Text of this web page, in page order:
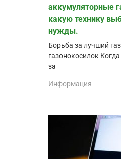
аккумуляторные
какую технику
нужды.
Борьба за лучший
газонокосилок
за
Информация